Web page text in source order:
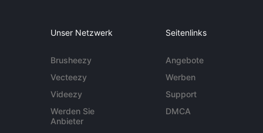
Unser Netzwerk
Brusheezy
Vecteezy
Videezy
Werden Sie
Anbieter
Seitenlinks
Angebote
Werben
Support
DMCA